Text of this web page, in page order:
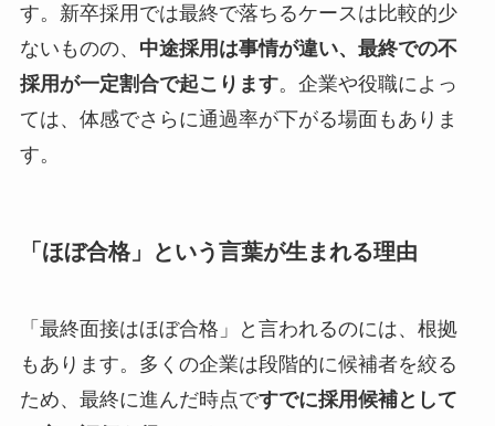
す。新卒採用では最終で落ちるケースは比較的少
ないものの、 中途採用は事情が違い、最終での不
採用が一定割合で起こります。企業や役職によっ
ては、体感でさらに通過率が下がる場面もありま
す。
「ほぼ合格」という言葉が生まれる理由
「最終面接はほぼ合格」と言われるのには、根拠
もあります。多くの企業は段階的に候補者を絞る
ため、最終に進んだ時点ですでに採用候補として